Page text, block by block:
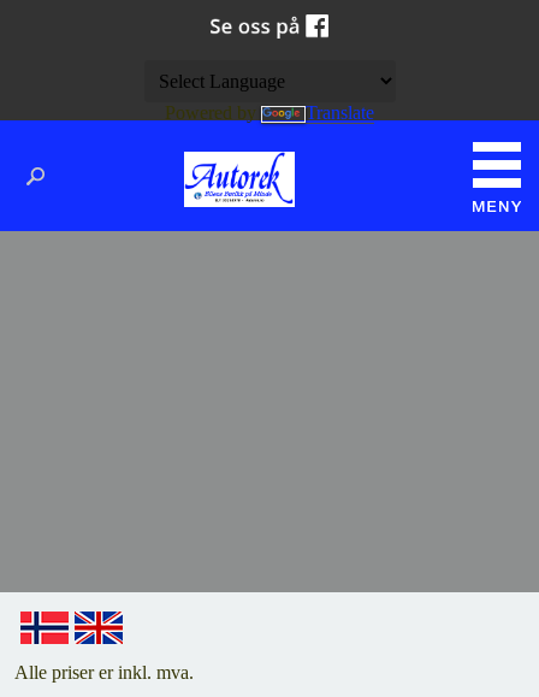
Alle priser er inkl. mva.
Powered by Translate